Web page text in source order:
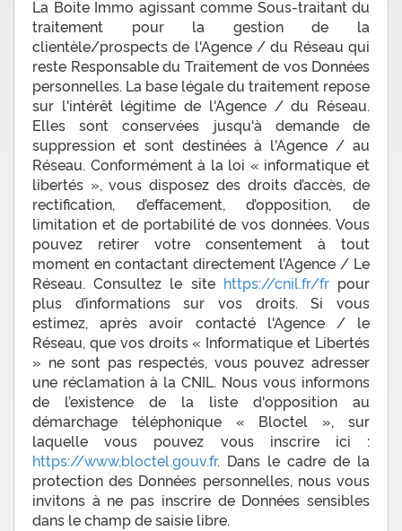
La Boite Immo agissant comme Sous-traitant du
traitement pour la gestion de la
clientèle/prospects de l'Agence / du Réseau qui
reste Responsable du Traitement de vos Données
personnelles. La base légale du traitement repose
sur l'intérêt légitime de l'Agence / du Réseau.
Elles sont conservées jusqu'à demande de
suppression et sont destinées à l'Agence / au
Réseau. Conformément à la loi « informatique et
libertés », vous disposez des droits d’accès, de
rectification, d’effacement, d’opposition, de
limitation et de portabilité de vos données. Vous
pouvez retirer votre consentement à tout
moment en contactant directement l’Agence / Le
Réseau. Consultez le site https://cnil.fr/frpour
plus d’informations sur vos droits. Si vous
estimez, après avoir contacté l'Agence / le
Réseau, que vos droits « Informatique et Libertés
» ne sont pas respectés, vous pouvez adresser
une réclamation à la CNIL. Nous vous informons
de l’existence de la liste d'opposition au
démarchage téléphonique « Bloctel », sur
laquelle vous pouvez vous inscrire ici :
https://www.bloctel.gouv.fr. Dans le cadre de la
protection des Données personnelles, nous vous
invitons à ne pas inscrire de Données sensibles
dans le champ de saisie libre.